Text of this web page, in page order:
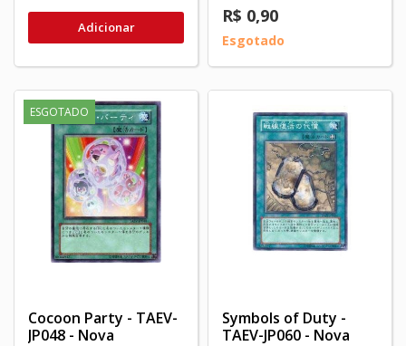
Adicionar
R$ 0,90
Esgotado
ESGOTADO
Cocoon Party - TAEV-
JP048 - Nova
Symbols of Duty -
TAEV-JP060 - Nova